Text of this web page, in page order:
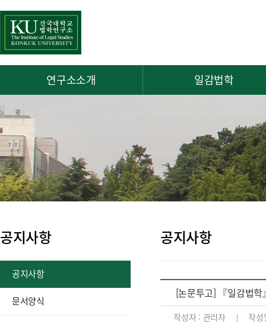
연구소소개 일감법학
공지사항
공지사항
문서양식
공지사항
내용보기[논문투고] 『일감법
작성자 : 관리자 | 작